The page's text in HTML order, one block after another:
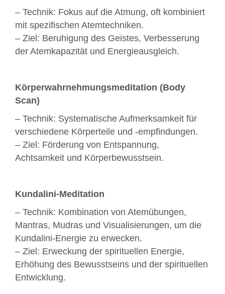
– Technik: Fokus auf die Atmung, oft kombiniert
mit spezifischen Atemtechniken.
– Ziel: Beruhigung des Geistes, Verbesserung
der Atemkapazität und Energieausgleich.
Körperwahrnehmungsmeditation (Body
Scan)
– Technik: Systematische Aufmerksamkeit für
verschiedene Körperteile und -empfindungen.
– Ziel: Förderung von Entspannung,
Achtsamkeit und Körperbewusstsein.
Kundalini-Meditation
– Technik: Kombination von Atemübungen,
Mantras, Mudras und Visualisierungen, um die
Kundalini-Energie zu erwecken.
– Ziel: Erweckung der spirituellen Energie,
Erhöhung des Bewusstseins und der spirituellen
Entwicklung.